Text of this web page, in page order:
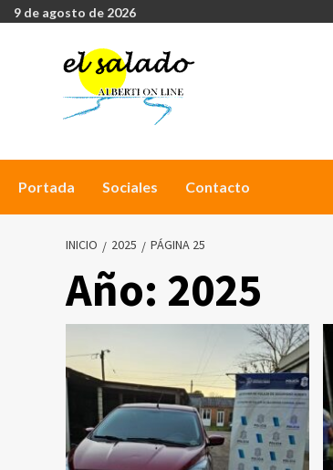
9 de agosto de 2026
Portada Sociales Contacto
INICIO 2025 PÁGINA 25
Año: 2025